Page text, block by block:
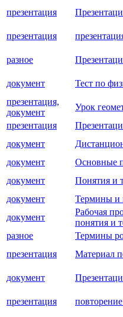
презентация
презентация
разное
документ Тест по
презентация,
документ
Урок
презентация
документ
документ
Основные
документ
Понятия
документ
Термины и
документ
Рабочая
понятия и
разное
Термины
презентация
Материал
документ
презентация